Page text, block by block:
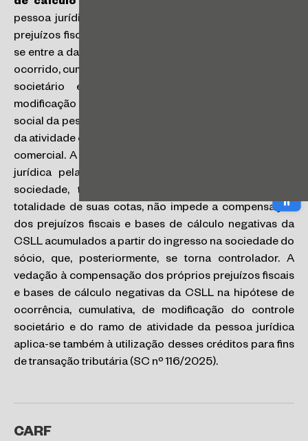
de cálculo negativa em transação tributária:
pessoa jurídica não poderá compensar seus próprios
prejuízos fiscais e bases de cálculo negativas da CSLL
se entre a data da apuração e da compensação houver
ocorrido, cumulativamente, modificação de seu controle
societário e do ramo de atividade. Configura
modificação do ramo de atividade a alteração no objeto
social da pessoa jurídica, que implique a transformação
da atividade econômica da sociedade de industrial para
comercial. A mudança no quadro societário da pessoa
jurídica pela qual o sócio majoritário se retira da
sociedade, transferindo ao sócio remanescente a
totalidade de suas cotas, não impede a compensação
dos prejuízos fiscais e bases de cálculo negativas da
CSLL acumulados a partir do ingresso na sociedade do
sócio, que, posteriormente, se torna controlador. A
vedação à compensação dos próprios prejuízos fiscais
e bases de cálculo negativas da CSLL na hipótese de
ocorrência, cumulativa, de modificação do controle
societário e do ramo de atividade da pessoa jurídica
aplica-se também à utilização desses créditos para fins
de transação tributária (SC nº 116/2025).
CARF